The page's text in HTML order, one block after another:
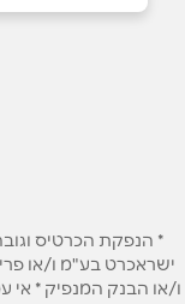
אימייל*
* הנפקת הכרטיס
ישראכרט בע"מ ו/או
ו/או הבנק המנפיק * אי